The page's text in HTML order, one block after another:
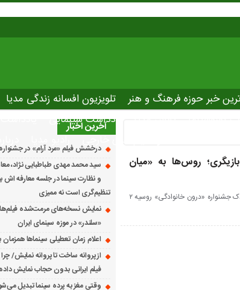
خبر حوزه فرهنگ و هنر
تلویزیون افسانه زندگی مدیا
یادداشت سینمایی
دانلود فیلم های خارجی رادیو مدیا
روس‌ها به «میان
«میان صخره‌ها» در بخش مسابقه سینمای کودک جشنواره «درون خانوادگی» روسیه ۲
آخرین اخبار
درخشش فیلم «مرد آرام» در جشنواره
سید محمد مهدی طباطبایی نژاد،
و نظارت سینما در جلسه معارفه اش
تنظیم‌گری است نه ممیزی
نمایش نسخه‌های مرمت‌شده
«سلندر» در موزه سینمای ایران
اعلام زمان تعطیلی سینماها همزمان
از پروانه ساخت تا پروانه نمایش/
فیلم ایرانی بدون حجاب نمایش
وقتی مغز به پرده سینما تبدیل